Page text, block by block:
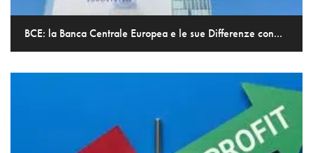
BCE: la Banca Centrale Europea e le sue Differenze con...